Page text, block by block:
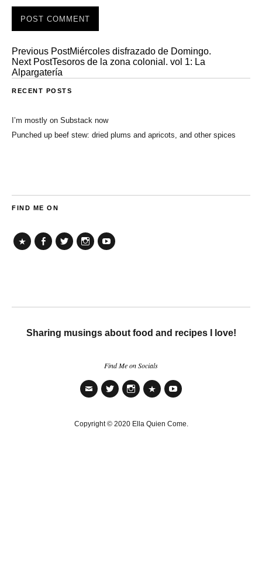
Previous PostMiércoles disfrazado de Domingo.
Next PostTesoros de la zona colonial. vol 1: La
Alpargatería
RECENT POSTS
I’m mostly on Substack now
Punched up beef stew: dried plums and apricots, and other spices
FIND ME ON
Sharing musings about food and recipes I love!
Find Me on Socials
Copyright © 2020 Ella Quien Come